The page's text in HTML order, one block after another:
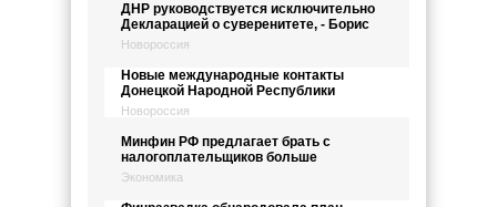
ДНР руководствуется исключительно
Декларацией о суверенитете, - Борис
Новороссия
Новые международные контакты
Донецкой Народной Республики
Новороссия
Минфин РФ предлагает брать с
налогоплательщиков больше
Экономика